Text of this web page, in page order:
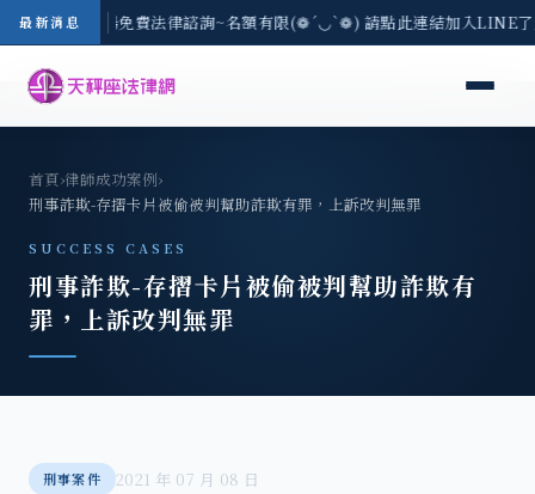
最新消息
-8/3(一) 現場免費法律諮詢~名額有限(❁´◡`❁) 請點此連結加入LINE
首頁›律師成功案例›
刑事詐欺-存摺卡片被偷被判幫助詐欺有罪，上訴改判無罪
SUCCESS CASES
刑事詐欺-存摺卡片被偷被判幫助詐欺有
罪，上訴改判無罪
刑事案件 2021 年 07 月 08 日